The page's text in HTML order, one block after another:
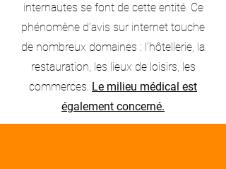
internautes se font de cette entité. Ce
phénomène d’avis sur internet touche
de nombreux domaines : l’hôtellerie, la
restauration, les lieux de loisirs, les
commerces. Le milieu médical est
également concerné.